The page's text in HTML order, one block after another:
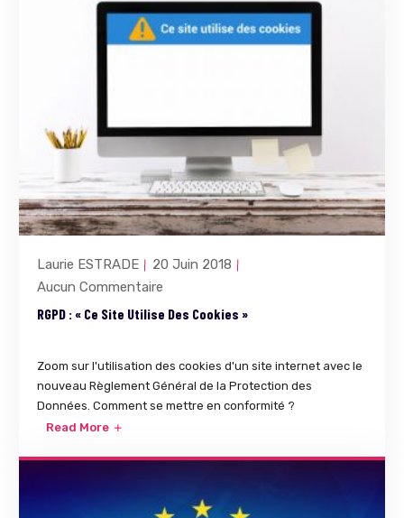
Laurie ESTRADE
20 Juin 2018
Aucun Commentaire
RGPD : « Ce Site Utilise Des Cookies »
Zoom sur l'utilisation des cookies d'un site internet avec le
nouveau Règlement Général de la Protection des
Données. Comment se mettre en conformité ?
Read More